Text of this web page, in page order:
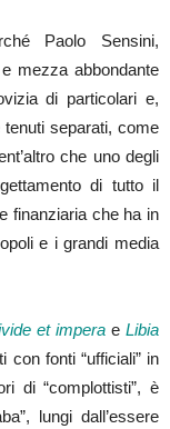
Paolo Sensini,
mezza abbondante
di particolari e,
separati, come
che uno degli
di tutto il
finanziaria che ha in
e i grandi media
et impera eLibia
con fonti “ufficiali” in
di “complottisti”, è
lungi dall’essere